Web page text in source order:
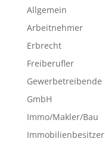
Allgemein
Arbeitnehmer
Erbrecht
Freiberufler
Gewerbetreibende
GmbH
Immo/Makler/Bau
Immobilienbesitzer